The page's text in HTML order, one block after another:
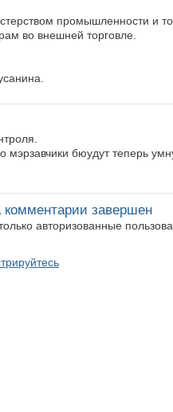
промышленности и
во внешней торговле.
бюудут теперь
комментарии завершен
авторизованные